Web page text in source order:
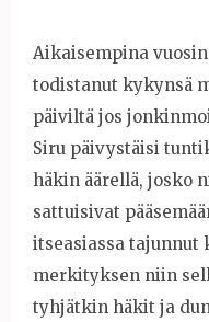
Aikaisempina
todistanut kykynsä
päiviltä jos
Siru päivystäisi
häkin äärellä, josko
sattuisivat
itseasiassa
merkityksen niin
tyhjätkin häkit ja